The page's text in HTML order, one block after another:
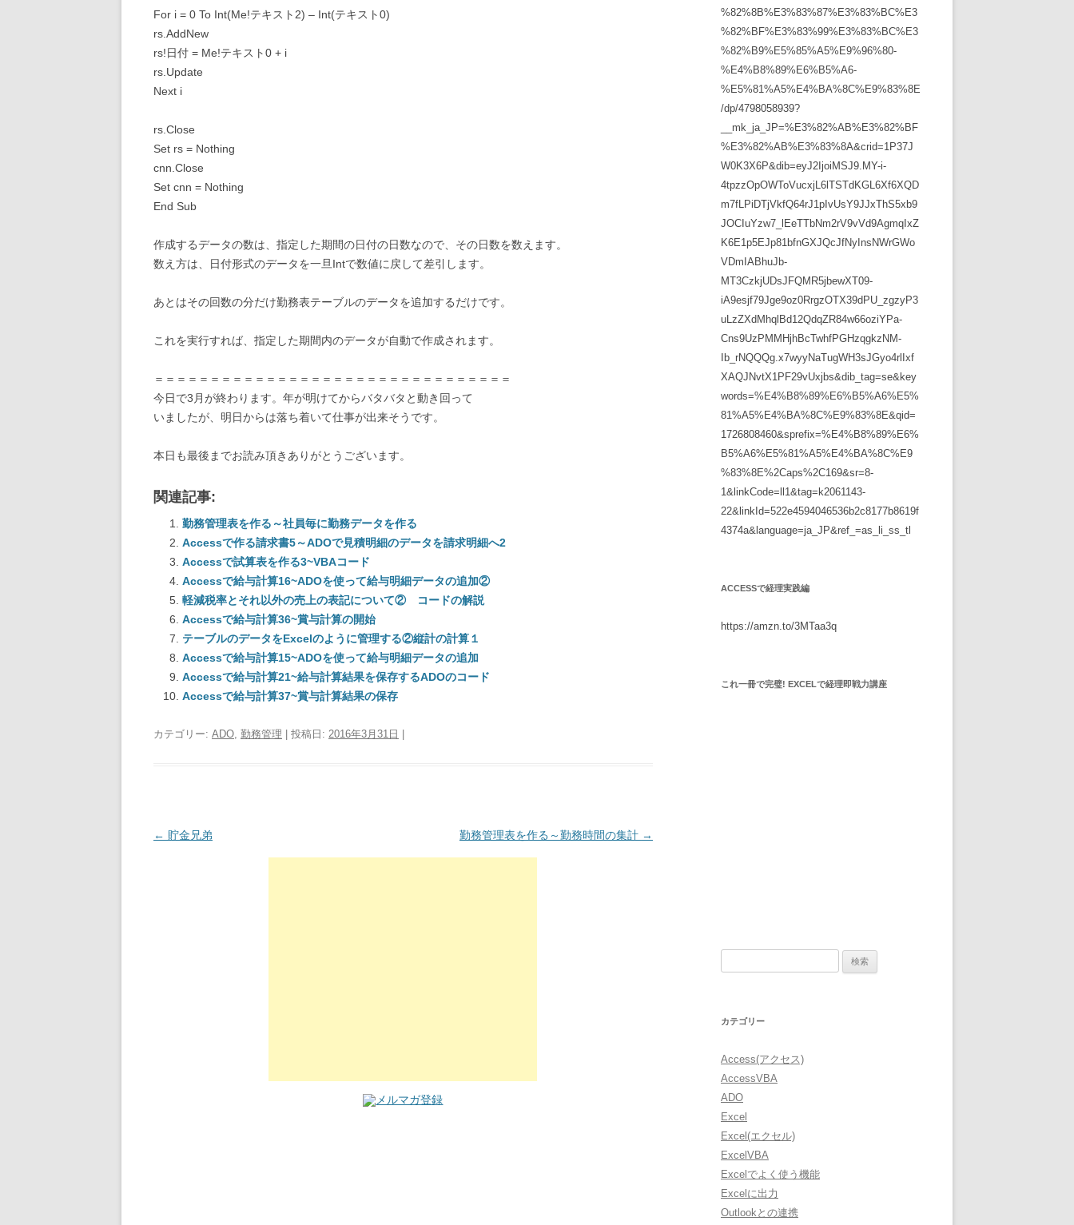
For i = 0 To Int(Me!テキスト2) – Int(テキスト0)
rs.AddNew
rs!日付 = Me!テキスト0 + i
rs.Update
Next i
rs.Close
Set rs = Nothing
cnn.Close
Set cnn = Nothing
End Sub
作成するデータの数は、指定した期間の日付の日数なので、その日数を数えます。
数え方は、日付形式のデータを一旦Intで数値に戻して差引します。
あとはその回数の分だけ勤務表テーブルのデータを追加するだけです。
これを実行すれば、指定した期間内のデータが自動で作成されます。
＝＝＝＝＝＝＝＝＝＝＝＝＝＝＝＝＝＝＝＝＝＝＝＝＝＝＝＝＝＝＝＝
今日で3月が終わります。年が明けてからバタバタと動き回って
いましたが、明日からは落ち着いて仕事が出来そうです。
本日も最後までお読み頂きありがとうございます。
関連記事:
勤務管理表を作る～社員毎に勤務データを作る
Accessで作る請求書5～ADOで見積明細のデータを請求明細へ2
Accessで試算表を作る3~VBAコード
Accessで給与計算16~ADOを使って給与明細データの追加②
軽減税率とそれ以外の売上の表記について② コードの解説
Accessで給与計算36~賞与計算の開始
テーブルのデータをExcelのように管理する②縦計の計算１
Accessで給与計算15~ADOを使って給与明細データの追加
Accessで給与計算21~給与計算結果を保存するADOのコード
Accessで給与計算37~賞与計算結果の保存
カテゴリー: ADO, 勤務管理 | 投稿日: 2016年3月31日
投稿ナビゲーション
← 貯金兄弟 勤務管理表を作る～勤務時間の集計 →
%82%8B%E3%83%87%E3%83%BC%E3
%82%BF%E3%83%99%E3%83%BC%E3
%82%B9%E5%85%A5%E9%96%80-
%E4%B8%89%E6%B5%A6-
%E5%81%A5%E4%BA%8C%E9%83%8E
/dp/4798058939?
__mk_ja_JP=%E3%82%AB%E3%82%BF
%E3%82%AB%E3%83%8A&crid=1P37J
W0K3X6P&dib=eyJ2IjoiMSJ9.MY-i-
4tpzzOpOWToVucxjL6lTSTdKGL6Xf6XQD
m7fLPiDTjVkfQ64rJ1pIvUsY9JJxThS5xb9
JOCIuYzw7_lEeTTbNm2rV9vVd9AgmqIxZ
K6E1p5EJp81bfnGXJQcJfNyInsNWrGWo
VDmIABhuJb-
MT3CzkjUDsJFQMR5jbewXT09-
iA9esjf79Jge9oz0RrgzOTX39dPU_zgzyP3
uLzZXdMhqlBd12QdqZR84w66oziYPa-
Cns9UzPMMHjhBcTwhfPGHzqgkzNM-
Ib_rNQQQg.x7wyyNaTugWH3sJGyo4rlIxf
XAQJNvtX1PF29vUxjbs&dib_tag=se&key
words=%E4%B8%89%E6%B5%A6%E5%
81%A5%E4%BA%8C%E9%83%8E&qid=
1726808460&sprefix=%E4%B8%89%E6%
B5%A6%E5%81%A5%E4%BA%8C%E9
%83%8E%2Caps%2C169&sr=8-
1&linkCode=ll1&tag=k2061143-
22&linkId=522e4594046536b2c8177b8619f
4374a&language=ja_JP&ref_=as_li_ss_tl
ACCESSで経理実践編
https://amzn.to/3MTaa3q
これ一冊で完璧! EXCELで経理即戦力講座
カテゴリー
Access(アクセス)
AccessVBA
ADO
Excel
Excel(エクセル)
ExcelVBA
Excelでよく使う機能
Excelに出力
Outlookとの連携